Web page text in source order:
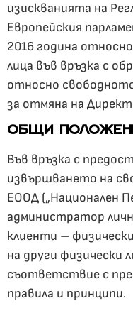
изискванията на
Европейския
2016 година
лица във връзка с
относно
за отмяна на
ОБЩИ
Във връзка с
извършването на
ЕООД („Национален
администратор
клиенти –
на други физически
съответствие с
правила и принципи.